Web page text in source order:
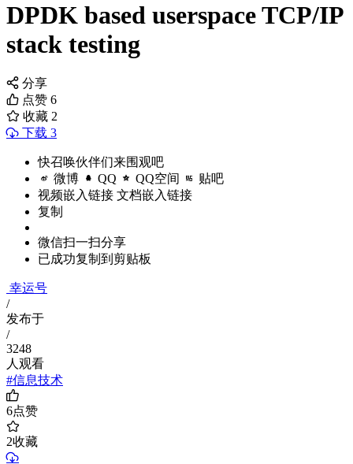
DPDK based userspace TCP/IP
stack testing
分享
点赞 6
收藏 2
下载 3
快召唤伙伴们来围观吧
微博 QQ QQ空间 贴吧
视频嵌入链接 文档嵌入链接
复制
微信扫一扫分享
已成功复制到剪贴板
幸运号
/
发布于
/
3248
人观看
#信息技术
6点赞
2收藏